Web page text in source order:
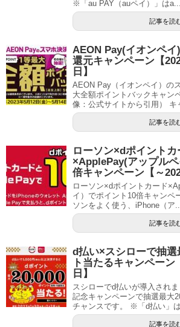
※「au PAY（auペイ）」はa...
記事を読
AEON Pay(イオンペ
還元キャンペーン【
日】
AEON Pay（イオンペイ）の
大全額ポイントバックキャン
像：公式サイトから引用） キ
記事を読
ローソン×dポイントカ
×ApplePay(アップル
倍キャンペーン【～
ローソン×dポイントカード
イ）でポイント10倍キャンペ
ソンをよく使う、iPhone（ア...
記事を読
d払い×スシローで抽選
ト当たるキャンペーン
日】
スシローでd払いが導入され
記念キャンペーンで抽選最大
チャンスです。 ※「d払い」は
記事を読